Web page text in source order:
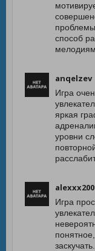
способ
anqelzev
Игра
яркая
уровни
Игра